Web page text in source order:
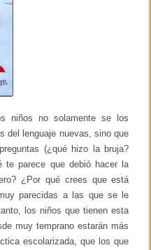
niños no solamente se los
del lenguaje nuevas, sino que
(¿qué hizo la bruja?
te parece que debió hacer la
¿Por qué crees que está
parecidas a las que se le
los niños que tienen esta
muy temprano estarán más
escolarizada, que los que